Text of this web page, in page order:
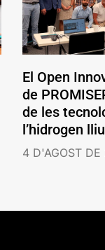
El Open
de
de les
l’hidrogen
4 D'AGOST